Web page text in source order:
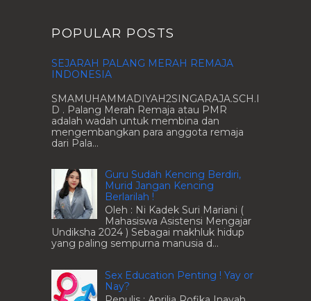
POPULAR POSTS
SEJARAH PALANG MERAH REMAJA
INDONESIA
SMAMUHAMMADIYAH2SINGARAJA.SCH.I
D . Palang Merah Remaja atau PMR
adalah wadah untuk membina dan
mengembangkan para anggota remaja
dari Pala...
Guru Sudah Kencing Berdiri,
Murid Jangan Kencing
Berlarilah !
Oleh : Ni Kadek Suri Mariani (
Mahasiswa Asistensi Mengajar
Undiksha 2024 ) Sebagai makhluk hidup
yang paling sempurna manusia d...
Sex Education Penting ! Yay or
Nay?